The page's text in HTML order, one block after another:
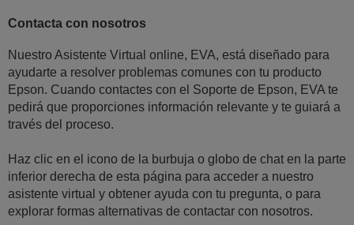
Contacta con nosotros
Nuestro Asistente Virtual online, EVA, está diseñado para
ayudarte a resolver problemas comunes con tu producto
Epson. Cuando contactes con el Soporte de Epson, EVA te
pedirá que proporciones información relevante y te guiará a
través del proceso.
Haz clic en el icono de la burbuja o globo de chat en la parte
inferior derecha de esta página para acceder a nuestro
asistente virtual y obtener ayuda con tu pregunta, o para
explorar formas alternativas de contactar con nosotros.